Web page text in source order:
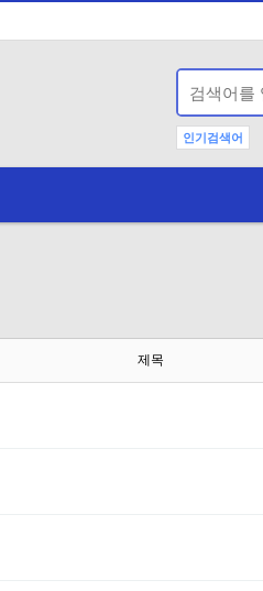
인기검색어
제목